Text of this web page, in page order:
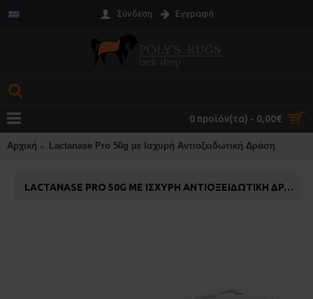
Σύνδεση Εγγραφή
0 προϊόν(τα) - 0,00€
Αρχική Lactanase Pro 50g με Ισχυρή Αντιοξειδωτική Δράση
LACTANASE PRO 50G ΜΕ ΙΣΧΥΡΉ ΑΝΤΙΟΞΕΙΔΩΤΙΚΉ ΔΡΆΣΗ